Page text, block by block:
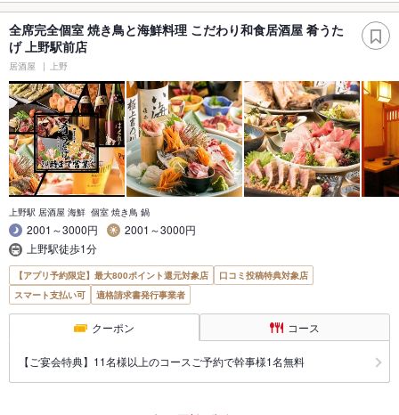
全席完全個室 焼き鳥と海鮮料理 こだわり和食居酒屋 肴うた
げ 上野駅前店
居酒屋 上野
上野駅 居酒屋 海鮮 個室 焼き鳥 鍋
2001～3000円
2001～3000円
上野駅徒歩1分
【アプリ予約限定】最大800ポイント還元対象店
口コミ投稿特典対象店
スマート支払い可
適格請求書発行事業者
クーポン コース
【ご宴会特典】11名様以上のコースご予約で幹事様1名無料